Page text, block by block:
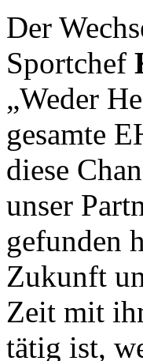
Der
Sportchef
„Weder
gesamte
diese
unser
gefunden
Zukunft
Zeit mit
tätig ist,